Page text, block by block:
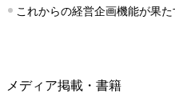
これからの経営企画機能が果
メディア掲載・書籍